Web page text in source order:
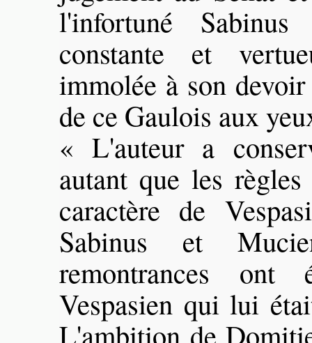
l'infortuné
constante et
immolée à son
de ce Gaulois aux
« L'auteur a
autant que les
caractère de
Sabinus et
remontrances
Vespasien qui lui
L'ambition de